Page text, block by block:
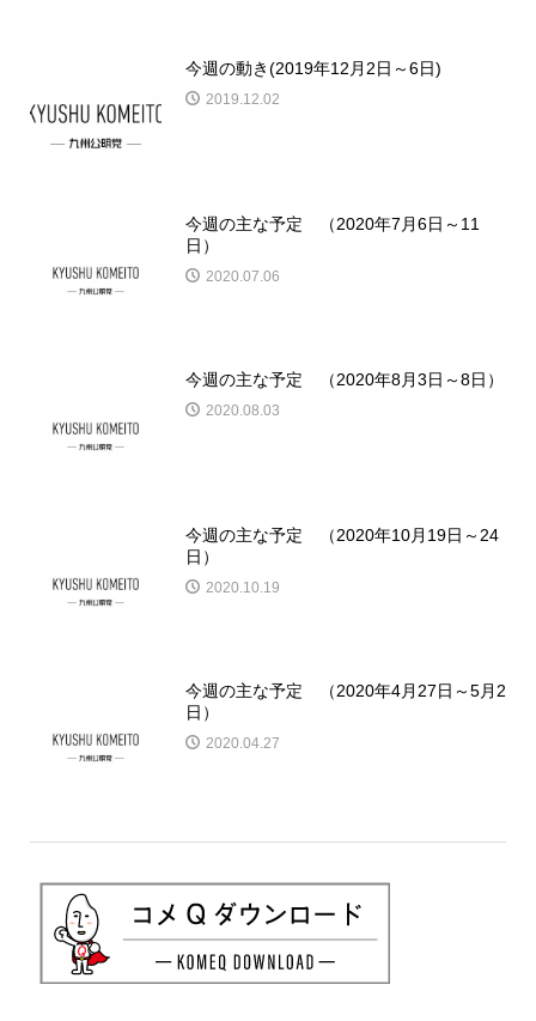
今週の動き(2019年12月2日～6日)
2019.12.02
今週の主な予定 （2020年7月6日～11
日）
2020.07.06
今週の主な予定 （2020年8月3日～8日）
2020.08.03
今週の主な予定 （2020年10月19日～24
日）
2020.10.19
今週の主な予定 （2020年4月27日～5月2
日）
2020.04.27